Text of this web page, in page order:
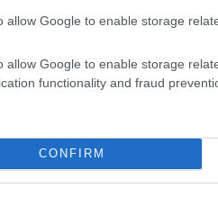
allow Google to enable storage
allow Google to enable storage
functionality and fraud
CONFIRM